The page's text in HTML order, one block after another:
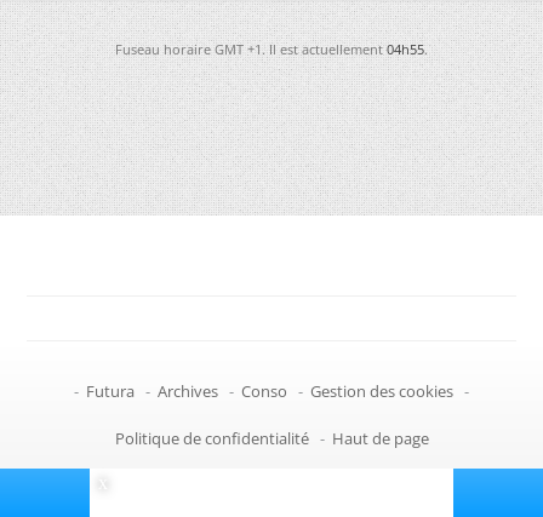
Fuseau horaire GMT +1. Il est actuellement04h55.
- Futura - Archives - Conso - Gestion des cookies -
Politique de confidentialité - Haut de page